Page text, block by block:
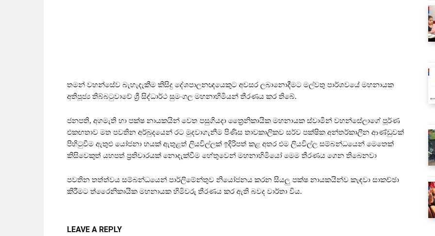
තමන් වහන්සේව බැහැදැකීම කිසිදු දේශපාලනඥයෙකුට අවසර ලබානොදීමට මල්වතු පාර්ශවයේ මහනායක
අතිපූජ්‍ය තිබ්බටුවාවේ ශ්‍රී සිද්ධාර්ථ සුමංගල මහනාහිමියන් තීරණය කර තිබේ.
ජනපති, අගමැති හා පක්ෂ නායකයින් වෙත පසුගියදා ත්‍රෛනිකායික මහනායක ස්වාමීන් වහන්සේලාගේ පූර්ණ
එකඟතාව මත පවතින අර්බුදයෙන් රට මුදවාගැනීම පිණිස තාවකාලිකව සර්ව පක්ෂික අන්තර්කාලීන ආණ්ඩුවක්
පිහිටුවීම ඇතුළු යෝජනා හයක් ඇතුළත් ලියවිල්ලක් ඉදිරිපත් කළ අතර එම ලියවිල්ල සම්බන්ධයෙන් මෙතෙක්
කිසිවෙකුත් යහපත් ප්‍රතිචාරයක් නොදැක්වීම හේතුවෙන් මහනාහිමියෝ මෙම තීරණය ගෙන තිබෙනවා
පවතින තත්ත්වය සම්බන්ධයෙන් පාර්ලිමේන්තුව නියෝජනය කරන සියලු පක්ෂ නායකයින්ව කැඳවා සාකච්ඡා
කිරීමට ත්රෛනිකායික මහනායක හිමිවරු තීරණය කර ඇති බවද වාර්තා විය.
LEAVE A REPLY